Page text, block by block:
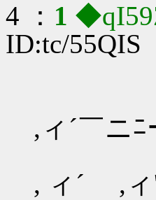
4 ： 1
ID:tc/55QIS
,ィ´￣ニﾆ
, ィ´ ,ィ